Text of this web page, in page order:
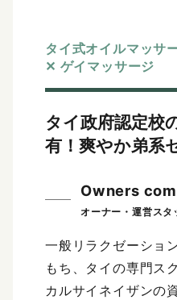
タイ式オイルマッサ
✕ ゲイマッサージ
タイ政府認定校
有！ 爽やか弟系
Owners
一般リラクゼーショ
もち、タイの専門ス
カルサイネイザンの